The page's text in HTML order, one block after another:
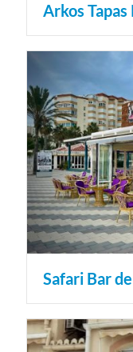
Arkos
Safari Bar